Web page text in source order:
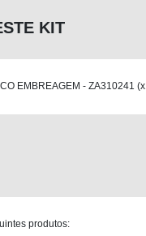
KIT
EMBREAGEM - ZA310241
produtos: